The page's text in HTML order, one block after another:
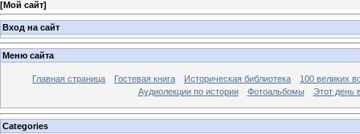
[Мой сайт]
Вход на сайт
Меню сайта
Главная страница Гостевая книга Историческая библиотека
100 великих
Аудиолекции по истории
Фотоальбомы Этот день
Categories